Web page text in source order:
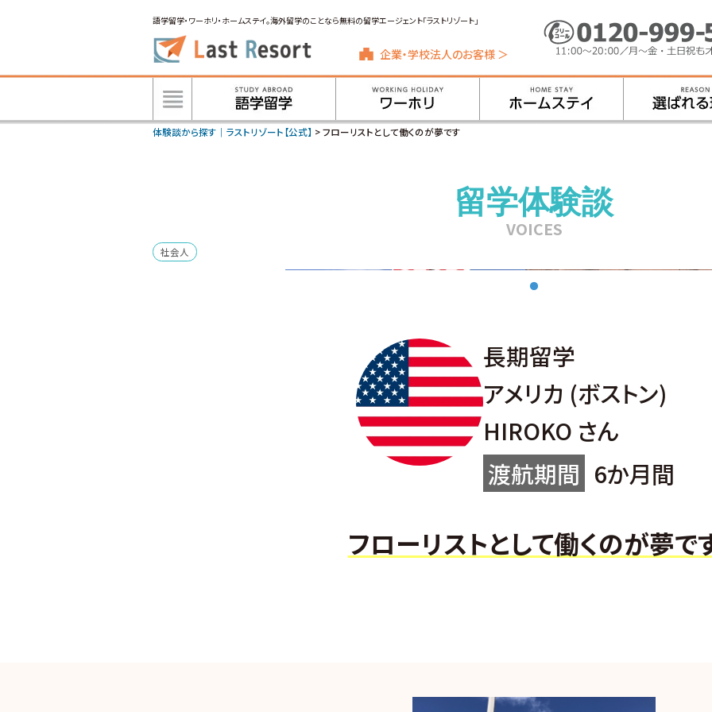
語学留学・ワーホリ・ホームステイ。海外留学のことなら無料の留学エージェント「ラストリゾート」
企業・学校法人のお客様 ＞
体験談から探す｜ラストリゾート【公式】 >フローリストとして働くのが夢です
留学体験談
VOICES
社会人
長期留学
アメリカ (ボストン)
HIROKO さん
渡航期間 6か月間
フローリストとして働くのが夢で